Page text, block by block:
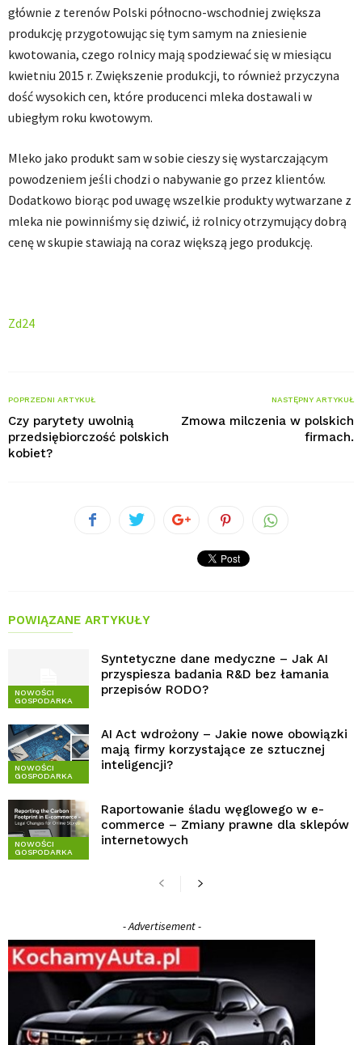
głównie z terenów Polski północno-wschodniej zwiększa
produkcję przygotowując się tym samym na zniesienie
kwotowania, czego rolnicy mają spodziewać się w miesiącu
kwietniu 2015 r. Zwiększenie produkcji, to również przyczyna
dość wysokich cen, które producenci mleka dostawali w
ubiegłym roku kwotowym.
Mleko jako produkt sam w sobie cieszy się wystarczającym
powodzeniem jeśli chodzi o nabywanie go przez klientów.
Dodatkowo biorąc pod uwagę wszelkie produkty wytwarzane z
mleka nie powinniśmy się dziwić, iż rolnicy otrzymujący dobrą
cenę w skupie stawiają na coraz większą jego produkcję.
Zd24
POPRZEDNI ARTYKUŁ
Czy parytety uwolnią
przedsiębiorczość polskich
kobiet?
NASTĘPNY ARTYKUŁ
Zmowa milczenia w polskich
firmach.
POWIĄZANE ARTYKUŁY
NOWOŚCI
GOSPODARKA
Syntetyczne dane medyczne – Jak AI
przyspiesza badania R&D bez łamania
przepisów RODO?
NOWOŚCI
GOSPODARKA
AI Act wdrożony – Jakie nowe obowiązki
mają firmy korzystające ze sztucznej
inteligencji?
NOWOŚCI
GOSPODARKA
Raportowanie śladu węglowego w e-
commerce – Zmiany prawne dla sklepów
internetowych
- Advertisement -